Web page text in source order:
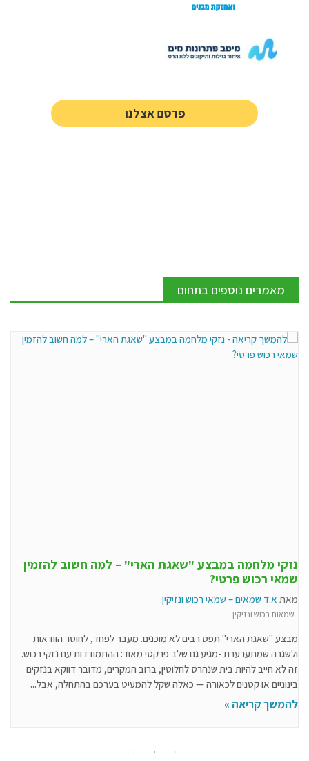
פרסם אצלנו
מאמרים נוספים בתחום
נזקי מלחמה במבצע "שאגת הארי" – למה חשוב להזמין
שמאי רכוש פרטי?
מאת א.ד שמאים – שמאי רכוש ונזיקין
שמאות רכוש ונזיקין
מבצע "שאגת הארי" תפס רבים לא מוכנים. מעבר לפחד, לחוסר הוודאות
ולשגרה שמתערערת -מגיע גם שלב פרקטי מאוד: ההתמודדות עם נזקי רכוש.
זה לא חייב להיות בית שנהרס לחלוטין, ברוב המקרים, מדובר דווקא בנזקים
בינוניים או קטנים לכאורה — כאלה שקל להמעיט בערכם בהתחלה, אבל...
להמשך קריאה »